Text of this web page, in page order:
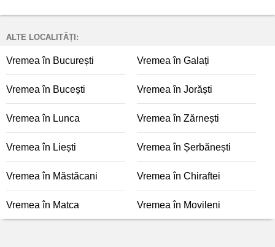
ALTE LOCALITĂȚI:
Vremea în București Vremea în Galați
Vremea în Bucești Vremea în Jorăști
Vremea în Lunca Vremea în Zărnești
Vremea în Liești Vremea în Șerbănești
Vremea în Măstăcani Vremea în Chiraftei
Vremea în Matca Vremea în Movileni